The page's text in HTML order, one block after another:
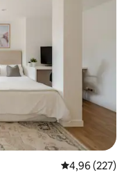
4,96 de uma
4,96 (227)